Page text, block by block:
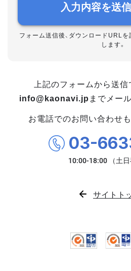
入力内容を送
フォーム送信後、ダウンロードURL
します。
上記のフォームから送信
info@kaonavi.jp までメー
お電話でのお問い合わせ
03-
サイトト